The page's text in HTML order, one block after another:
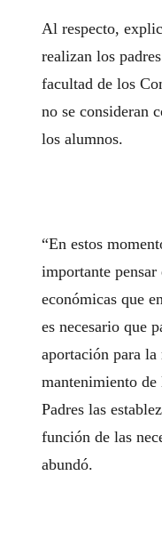
Al respecto,
realizan los
facultad de los
no se consideran
los alumnos.
“En estos
importante
económicas que
es necesario que
aportación para
mantenimiento de
Padres las
función de las
abundó.